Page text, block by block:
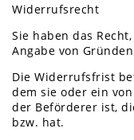
Widerrufsrecht
Sie haben das
Angabe von
Die Widerrufsfrist
dem sie oder ein
der Beförderer ist,
bzw. hat.